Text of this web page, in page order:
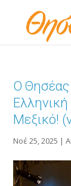
Ο Θησέας
Μεξικό!
Νοέ 25, 2025 |